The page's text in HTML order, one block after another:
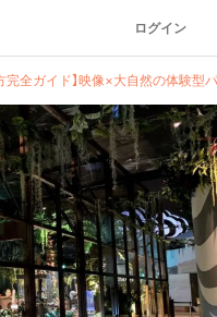
ログイン
完全ガイド】映像×大自然の体験型